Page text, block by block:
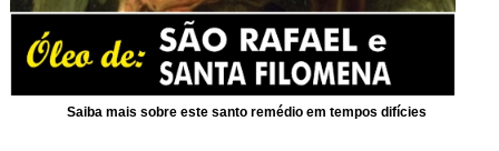
Saiba mais sobre este santo remédio em tempos difícies